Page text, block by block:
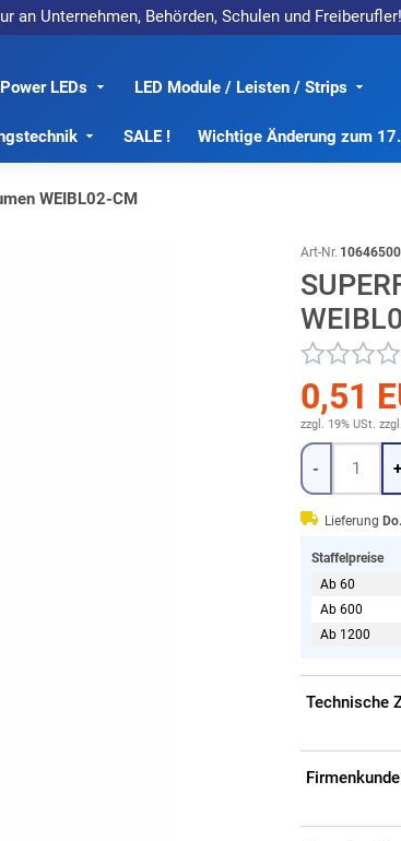
an Unternehmen, Behörden, Schulen und Freiberufler!
LEDs LED Module / Leisten / Strips
SALE ! Wichtige Änderung zum
WEIBL02-CM
Art-Nr. 10646500
0,51
zzgl. 19% USt. zzgl.
Menge
- +
Lieferung
Staffelpreise
Ab 60
Ab 600
Ab 1200
Technische